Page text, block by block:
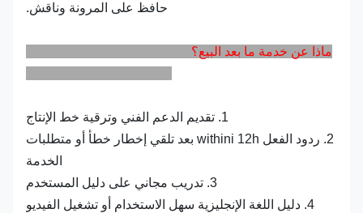
حافظ على المرونة وناقش.
ماذا عن خدمة ما بعد البيع؟
2. ردود الفعل withini 12h بعد تلقي إخطار خطأ أو متطلبات
الخدمة
4. دليل اللغة الإنجليزية سهل الاستخدام أو تشغيل الفيديو